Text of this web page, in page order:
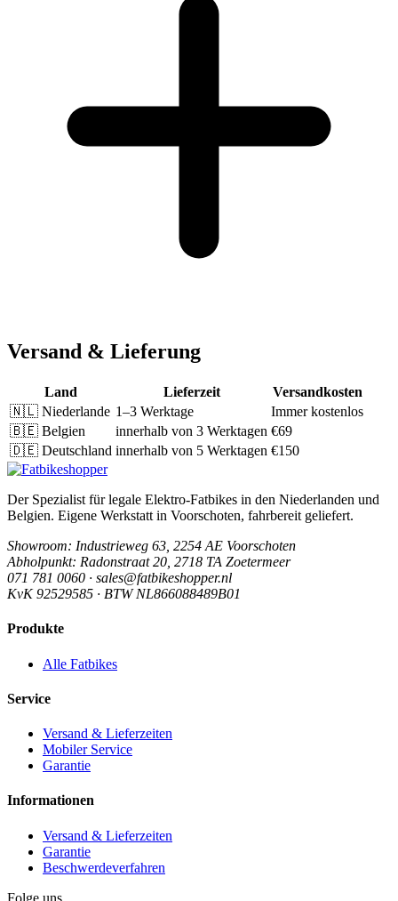
Versand & Lieferung
Land Lieferzeit
Versandkosten
🇳🇱 Niederlande 1–3 Werktage
Immer kostenlos
🇧🇪 Belgien innerhalb von 3 Werktagen €69
🇩🇪 Deutschland innerhalb von 5 Werktagen €150
Der Spezialist für legale Elektro-Fatbikes in den Niederlanden und
Belgien. Eigene Werkstatt in Voorschoten, fahrbereit geliefert.
Showroom: Industrieweg 63, 2254 AE Voorschoten
Abholpunkt: Radonstraat 20, 2718 TA Zoetermeer
071 781 0060 · sales@fatbikeshopper.nl
KvK 92529585 · BTW NL866088489B01
Produkte
Alle Fatbikes
Service
Versand & Lieferzeiten
Mobiler Service
Garantie
Informationen
Versand & Lieferzeiten
Garantie
Beschwerdeverfahren
Folge uns